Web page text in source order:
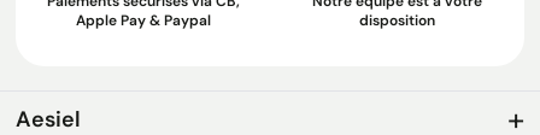
Apple Pay & Paypal
disposition
Aesiel